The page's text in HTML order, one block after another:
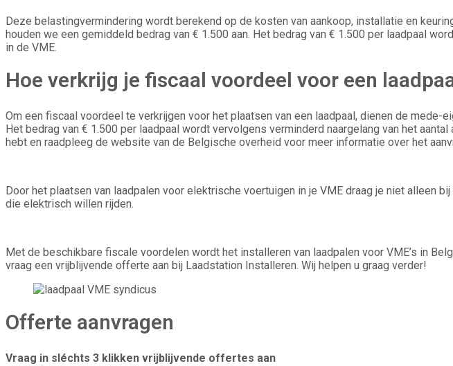
Deze belastingvermindering wordt berekend op de kosten van aankoop, installatie en
houden we een gemiddeld bedrag van € 1.500 aan. Het bedrag van € 1.500 per laadpaal
in de VME.
Hoe verkrijg je fiscaal voordeel voor een
Om een fiscaal voordeel te verkrijgen voor het plaatsen van een laadpaal, dienen de
Het bedrag van € 1.500 per laadpaal wordt vervolgens verminderd naargelang van het
hebt en raadpleeg de website van de Belgische overheid voor meer informatie over het
Door het plaatsen van laadpalen voor elektrische voertuigen in je VME draag je niet alleen
die elektrisch willen rijden.
Met de beschikbare fiscale voordelen wordt het installeren van laadpalen voor VME’s in
vraag een vrijblijvende offerte aan bij Laadstation Installeren. Wij helpen u graag verder!
Offerte aanvragen
Vraag in sléchts 3 klikken vrijblijvende offertes aan